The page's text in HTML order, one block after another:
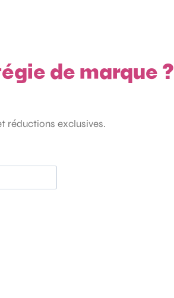
de marque ?
réductions exclusives.